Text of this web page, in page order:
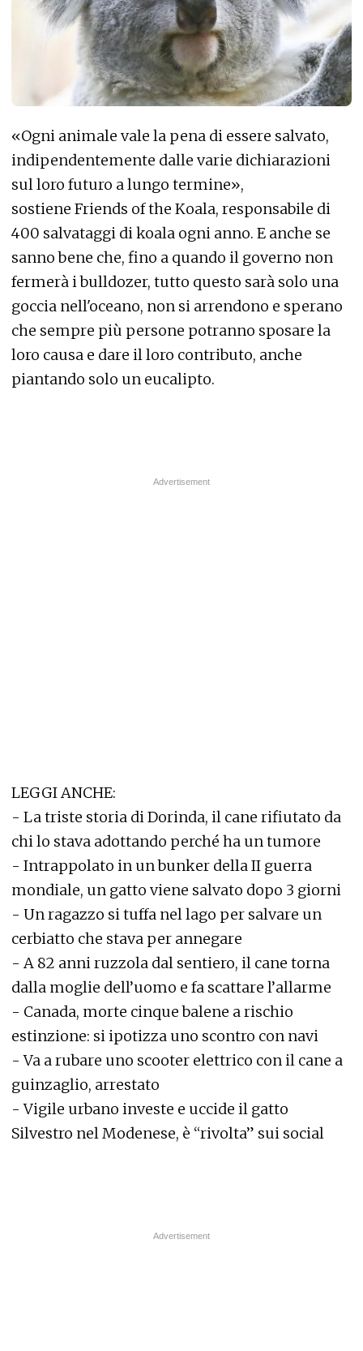
«Ogni animale vale la pena di essere salvato,
indipendentemente dalle varie dichiarazioni
sul loro futuro a lungo termine»,
sostiene Friends of the Koala, responsabile di
400 salvataggi di koala ogni anno. E anche se
sanno bene che, fino a quando il governo non
fermerà i bulldozer, tutto questo sarà solo una
goccia nell'oceano, non si arrendono e sperano
che sempre più persone potranno sposare la
loro causa e dare il loro contributo, anche
piantando solo un eucalipto.
LEGGI ANCHE:
- La triste storia di Dorinda, il cane rifiutato da
chi lo stava adottando perché ha un tumore
- Intrappolato in un bunker della II guerra
mondiale, un gatto viene salvato dopo 3 giorni
- Un ragazzo si tuffa nel lago per salvare un
cerbiatto che stava per annegare
- A 82 anni ruzzola dal sentiero, il cane torna
dalla moglie dell’uomo e fa scattare l’allarme
- Canada, morte cinque balene a rischio
estinzione: si ipotizza uno scontro con navi
-Va a rubare uno scooter elettrico con il cane a
guinzaglio, arrestato
-Vigile urbano investe e uccide il gatto
Silvestro nel Modenese, è “rivolta” sui social